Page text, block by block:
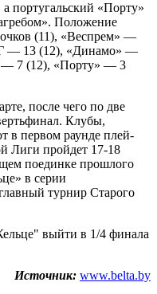
португальский «Порту»
Положение
(11), «Веспрем» —
— 13 (12), «Динамо» —
— 7 (12), «Порту» — 3
после чего по две
Клубы,
в первом раунде плей-
Лиги пройдет 17-18
поединке прошлого
в серии
турнир Старого
Источник: www.belta.by